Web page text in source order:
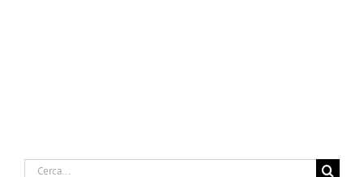
Cerca